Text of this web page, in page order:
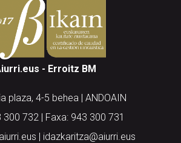
- Erroitz BM
plaza, 4-5 behea | ANDOAIN
300 732 | Faxa: 943 300 731
| idazkaritza@aiurri.eus